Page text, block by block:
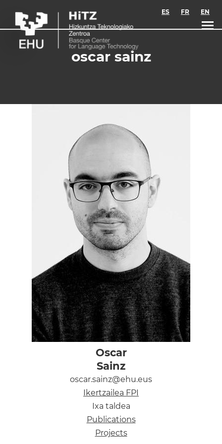
ES FR EN
oscar sainz
Oscar
Sainz
oscar.sainz@ehu.eus
Ikertzailea FPI
Ixa taldea
Publications
Projects